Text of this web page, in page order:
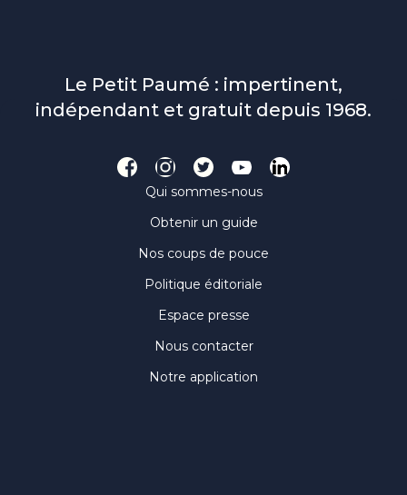
Le Petit Paumé : impertinent,
indépendant et gratuit depuis 1968.
Qui sommes-nous
Obtenir un guide
Nos coups de pouce
Politique éditoriale
Espace presse
Nous contacter
Notre application